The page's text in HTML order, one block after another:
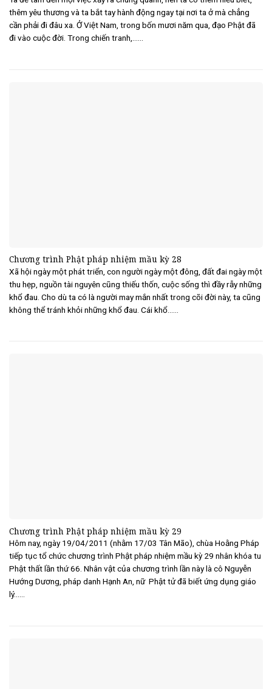
thêm yêu thương và ta bắt tay hành động ngay tại nơi ta ở mà chẳng
cần phải đi đâu xa. Ở Việt Nam, trong bốn mươi năm qua, đạo Phật đã
đi vào cuộc đời. Trong chiến tranh,......
Chương trình Phật pháp nhiệm mầu kỳ 28
Xã hội ngày một phát triển, con người ngày một đông, đất đai ngày một
thu hẹp, nguồn tài nguyên cũng thiếu thốn, cuộc sống thì đầy rẫy những
khổ đau. Cho dù ta có là người may mắn nhất trong cõi đời này, ta cũng
không thể tránh khỏi những khổ đau. Cái khổ......
Chương trình Phật pháp nhiệm mầu kỳ 29
Hôm nay, ngày 19/04/2011 (nhằm 17/03 Tân Mão), chùa Hoằng Pháp
tiếp tục tổ chức chương trình Phật pháp nhiệm mầu kỳ 29 nhân khóa tu
Phật thất lần thứ 66. Nhân vật của chương trình lần này là cô Nguyễn
Hướng Dương, pháp danh Hạnh An, nữ Phật tử đã biết ứng dụng giáo
lý......